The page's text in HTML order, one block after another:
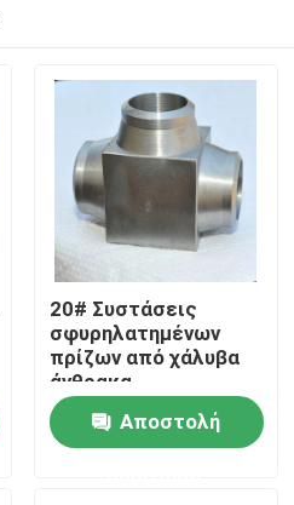
20# Συστάσεις
σφυρηλατημένων
πρίζων από χάλυβα
άνθρακα
3000LB/6000LB
Αποστολή